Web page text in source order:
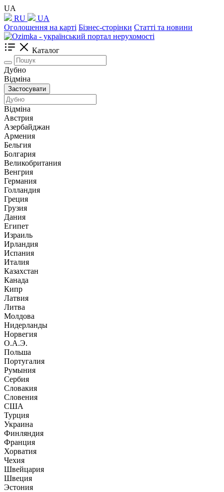
UA
RU
UA
Оголошення на карті Бізнес-сторінки Статті та новини
Каталог
Дубно
Відміна
Застосувати
Відміна
Австрия
Азербайджан
Армения
Бельгия
Болгария
Великобритания
Венгрия
Германия
Голландия
Греция
Грузия
Дания
Египет
Израиль
Ирландия
Испания
Италия
Казахстан
Канада
Кипр
Латвия
Литва
Молдова
Нидерланды
Норвегия
О.А.Э.
Польша
Португалия
Румыния
Сербия
Словакия
Словения
США
Турция
Украина
Финляндия
Франция
Хорватия
Чехия
Швейцария
Швеция
Эстония